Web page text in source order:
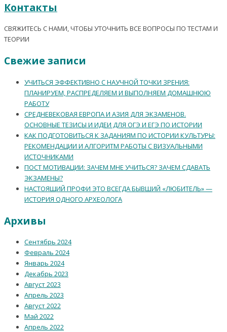
Контакты
СВЯЖИТЕСЬ С НАМИ, ЧТОБЫ УТОЧНИТЬ ВСЕ ВОПРОСЫ ПО ТЕСТАМ И
ТЕОРИИ
Свежие записи
УЧИТЬСЯ ЭФФЕКТИВНО С НАУЧНОЙ ТОЧКИ ЗРЕНИЯ:
ПЛАНИРУЕМ, РАСПРЕДЕЛЯЕМ И ВЫПОЛНЯЕМ ДОМАШНЮЮ
РАБОТУ
СРЕДНЕВЕКОВАЯ ЕВРОПА И АЗИЯ ДЛЯ ЭКЗАМЕНОВ.
ОСНОВНЫЕ ТЕЗИСЫ И ИДЕИ ДЛЯ ОГЭ И ЕГЭ ПО ИСТОРИИ
КАК ПОДГОТОВИТЬСЯ К ЗАДАНИЯМ ПО ИСТОРИИ КУЛЬТУРЫ:
РЕКОМЕНДАЦИИ И АЛГОРИТМ РАБОТЫ С ВИЗУАЛЬНЫМИ
ИСТОЧНИКАМИ
ПОСТ МОТИВАЦИИ: ЗАЧЕМ МНЕ УЧИТЬСЯ? ЗАЧЕМ СДАВАТЬ
ЭКЗАМЕНЫ?
НАСТОЯЩИЙ ПРОФИ ЭТО ВСЕГДА БЫВШИЙ «ЛЮБИТЕЛЬ» —
ИСТОРИЯ ОДНОГО АРХЕОЛОГА
Архивы
Сентябрь 2024
Февраль 2024
Январь 2024
Декабрь 2023
Август 2023
Апрель 2023
Август 2022
Май 2022
Апрель 2022